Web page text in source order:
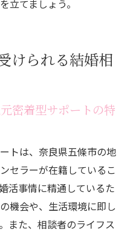
立てましょう。
けられる結婚相
密着型サポートの特
トは、奈良県五條市の地
セラーが在籍しているこ
活事情に精通しているた
機会や、生活環境に即し
また、相談者のライフス